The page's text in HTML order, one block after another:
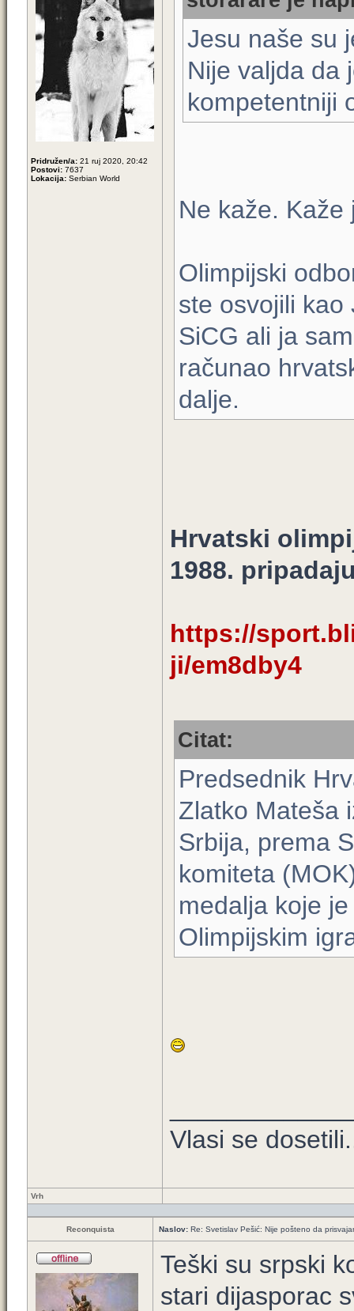
Pridružen/a: 21 ruj 2020, 20:42
Postovi: 7637
Lokacija: Serbian World
Jesu naše su
Nije valjda da
kompetentniji
Ne kaže. Kaže
Olimpijski
ste osvojili kao
SiCG ali ja
računao
dalje.
Hrvatski
1988.
https://
ji/em8dby4
Citat:
Predsednik
Zlatko Mateša
Srbija, prema
komiteta
medalja koje
Olimpijskim
Vlasi se
Vrh
Reconquista Naslov: Re: Svetislav Pešić: Nije pošteno da
Teški su srpski
stari dijasporac